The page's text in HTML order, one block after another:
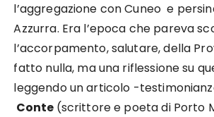
l’aggregazione con Cuneo e
Azzurra. Era l’epoca che pareva
l’accorpamento, salutare, della
fatto nulla, ma una riflessione su
leggendo un articolo -
Conte (scrittore e poeta di Porto